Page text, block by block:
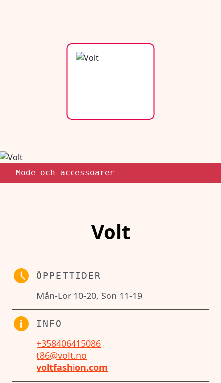
Mode och accessoarer
Volt
ÖPPETTIDER
Mån-Lör 10-20, Sön 11-19
INFO
+358406415086
t86@volt.no
voltfashion.com